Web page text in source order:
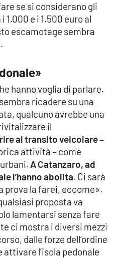
Grippo
se si considerano gli
e i 1.500 euro al
escamotage sembra
hanno voglia di parlare.
ricadere su una
qualcuno avrebbe una
il
al transito veicolare –
attività – come
A Catanzaro, ad
l’hanno abolita. Ci sarà
prova la farei, eccome».
proposta va
lamentarsi senza fare
ci mostra i diversi mezzi
dalle forze dell’ordine
l’isola pedonale